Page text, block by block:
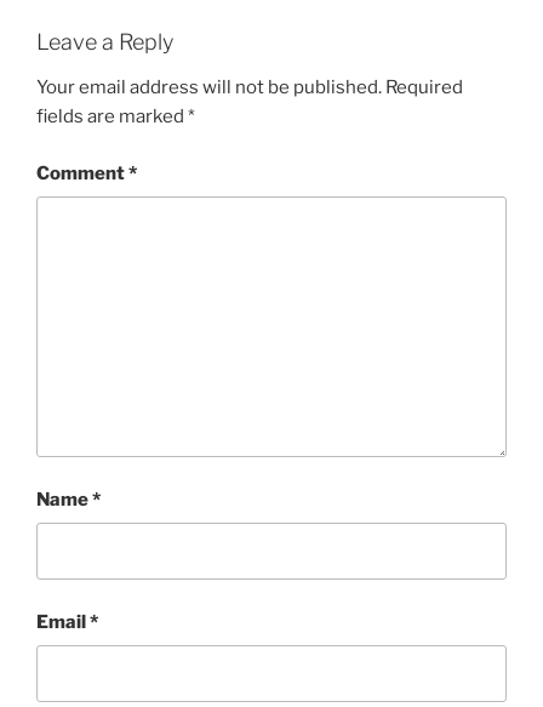
Leave a Reply
Your email address will not be published. Required
fields are marked *
Comment*
Name*
Email*